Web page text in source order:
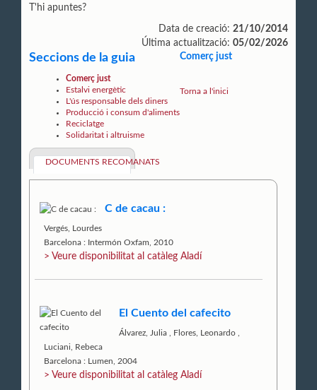
T'hi apuntes?
Data de creació: 21/10/2014
Última actualització: 05/02/2026
Seccions de la guia
Comerç just
Estalvi energètic
L'ús responsable dels diners
Producció i consum d'aliments
Reciclatge
Solidaritat i altruisme
Comerç just
DOCUMENTS RECOMANATS
C de cacau :
Vergés, Lourdes
Barcelona : Intermón Oxfam, 2010
> Veure disponibilitat al catàleg Aladí
El Cuento del cafecito
Álvarez, Julia Flores, Leonardo
Luciani, Rebeca
Barcelona : Lumen, 2004
> Veure disponibilitat al catàleg Aladí
Torna a l'inici